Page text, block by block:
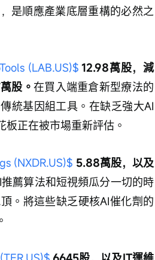
是順應產業底層重構的必然之
(LAB.US)$ 12.98萬股，減
股。 在買入端重倉新型療法的
統基因組工具。在缺乏強大AI
正在被市場重新評估。
(NXDR.US)$ 5.88萬股，以及
薦算法和短視頻瓜分一切的時
。將這些缺乏硬核AI催化劑的